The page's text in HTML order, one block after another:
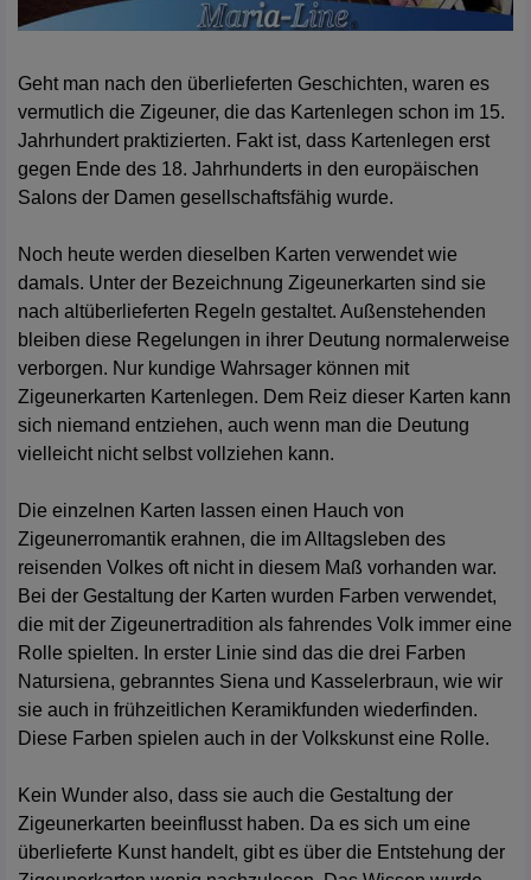
Geht man nach den überlieferten Geschichten, waren es
vermutlich die Zigeuner, die das Kartenlegen schon im 15.
Jahrhundert praktizierten. Fakt ist, dass Kartenlegen erst
gegen Ende des 18. Jahrhunderts in den europäischen
Salons der Damen gesellschaftsfähig wurde.
Noch heute werden dieselben Karten verwendet wie
damals. Unter der Bezeichnung Zigeunerkarten sind sie
nach altüberlieferten Regeln gestaltet. Außenstehenden
bleiben diese Regelungen in ihrer Deutung normalerweise
verborgen. Nur kundige Wahrsager können mit
Zigeunerkarten Kartenlegen. Dem Reiz dieser Karten kann
sich niemand entziehen, auch wenn man die Deutung
vielleicht nicht selbst vollziehen kann.
Die einzelnen Karten lassen einen Hauch von
Zigeunerromantik erahnen, die im Alltagsleben des
reisenden Volkes oft nicht in diesem Maß vorhanden war.
Bei der Gestaltung der Karten wurden Farben verwendet,
die mit der Zigeunertradition als fahrendes Volk immer eine
Rolle spielten. In erster Linie sind das die drei Farben
Natursiena, gebranntes Siena und Kasselerbraun, wie wir
sie auch in frühzeitlichen Keramikfunden wiederfinden.
Diese Farben spielen auch in der Volkskunst eine Rolle.
Kein Wunder also, dass sie auch die Gestaltung der
Zigeunerkarten beeinflusst haben. Da es sich um eine
überlieferte Kunst handelt, gibt es über die Entstehung der